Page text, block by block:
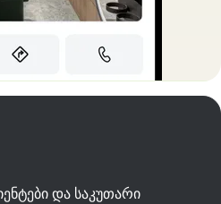
და საკუთარი